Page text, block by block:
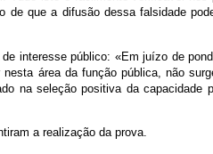
que a difusão dessa falsidade
interesse público: «Em juízo de
área da função pública, não
na seleção positiva da
a realização da prova.